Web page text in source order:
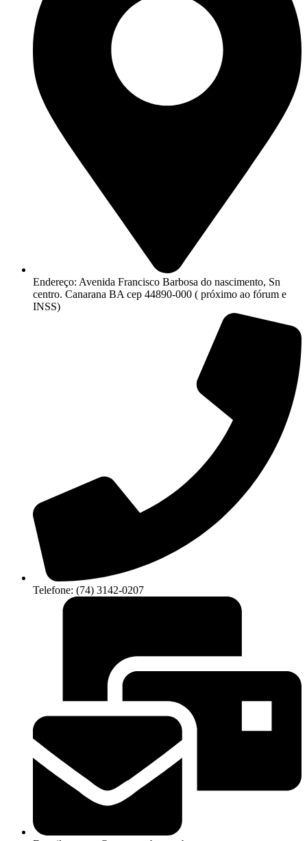
Endereço: Avenida Francisco Barbosa do nascimento, Sn
centro. Canarana BA cep 44890-000 ( próximo ao fórum e
INSS)
Telefone: (74) 3142-0207